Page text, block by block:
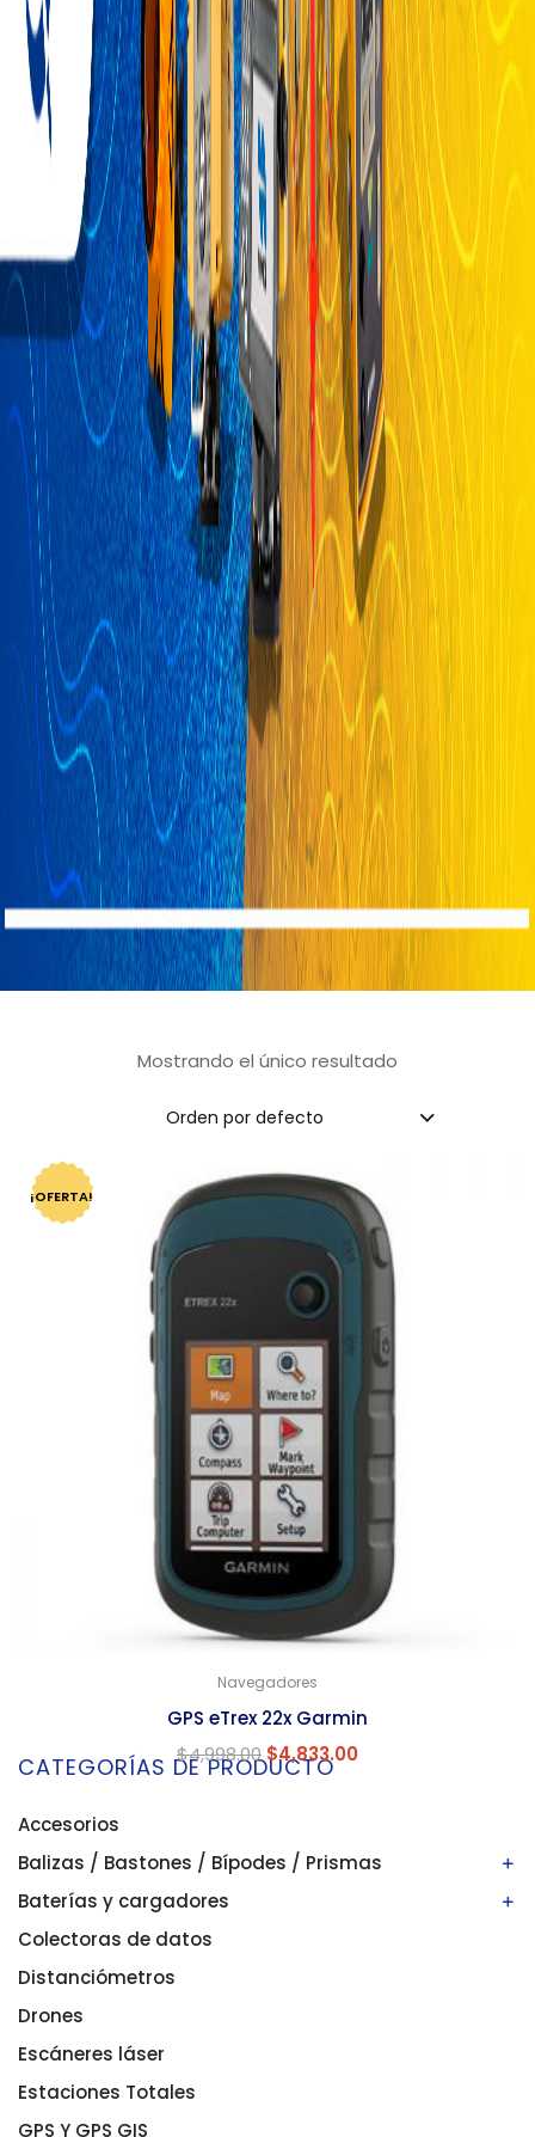
Mostrando el único resultado
Orden por defecto
¡OFERTA!
Navegadores
GPS eTrex 22x Garmin
$4,998.00 $4,833.00
CATEGORÍAS DE PRODUCTO
Accesorios
Balizas / Bastones / Bípodes / Prismas
Bastones/balizas
Bípodes
Prismas
Baterías y cargadores
Baterías
Cargadores
Colectoras de datos
Distanciómetros
Drones
Escáneres láser
Estaciones Totales
GPS Y GPS GIS